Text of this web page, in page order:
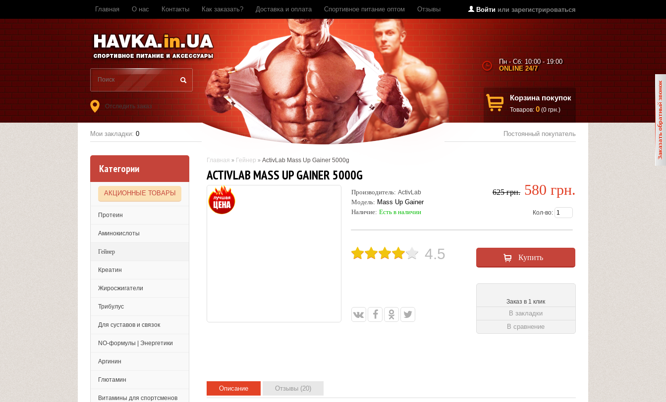
Главная О нас Контакты Как заказать? Доставка и оплата Спортивное питание оптом Отзывы Войти или зарегистрироваться
Пн - Сб: 10:00 - 19:00
ONLINE 24/7
Корзина покупок
Товаров: 0 (0 грн.)
Отследить заказ
Мои закладки: 0 Постоянный покупатель
Категории
АКЦИОННЫЕ ТОВАРЫ
Протеин
Аминокислоты
Гейнер
Креатин
Жиросжигатели
Трибулус
Для суставов и связок
NO-формулы | Энергетики
Аргинин
Глютамин
Витамины для спортсменов
Главная Гейнер ActivLab Mass Up Gainer 5000g
ACTIVLAB MASS UP GAINER 5000G
Производитель: ActivLab
Модель: Mass Up Gainer
Наличие: Есть в наличии
4.5
625 грн. 580 грн.
Кол-во:
Заказ в 1 клик
В закладки
В сравнение
Описание Отзывы (20)